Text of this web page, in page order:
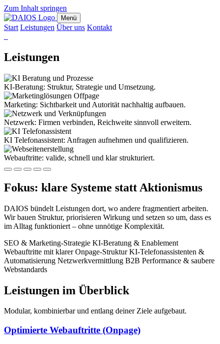
Zum Inhalt springen
Menü
Start Leistungen Über uns Kontakt
Leistungen
KI-Beratung: Struktur, Strategie und Umsetzung.
Marketing: Sichtbarkeit und Autorität nachhaltig aufbauen.
Netzwerk: Firmen verbinden, Reichweite sinnvoll erweitern.
KI Telefonassistent: Anfragen aufnehmen und qualifizieren.
Webauftritte: valide, schnell und klar strukturiert.
Fokus: klare Systeme statt Aktionismus
DAIOS bündelt Leistungen dort, wo andere fragmentiert arbeiten.
Wir bauen Struktur, priorisieren Wirkung und setzen so um, dass es
im Alltag funktioniert – ohne unnötige Komplexität.
SEO & Marketing-Strategie KI-Beratung & Enablement
Webauftritte mit klarer Onpage-Struktur KI-Telefonassistenten &
Automatisierung Netzwerkvermittlung B2B Performance & saubere
Webstandards
Leistungen im Überblick
Modular, kombinierbar und entlang deiner Ziele aufgebaut.
Optimierte Webauftritte (Onpage)